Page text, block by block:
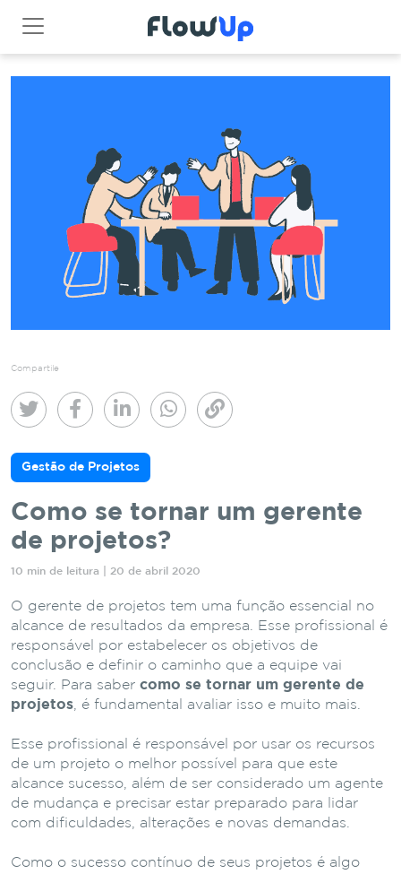
Compartile
Gestão de Projetos
Como se tornar um gerente
de projetos?
10 min de leitura | 20 de abril 2020
O gerente de projetos tem uma função essencial no
alcance de resultados da empresa. Esse profissional é
responsável por estabelecer os objetivos de
conclusão e definir o caminho que a equipe vai
seguir. Para saber como se tornar um gerente de
projetos , é fundamental avaliar isso e muito mais.
Esse profissional é responsável por usar os recursos
de um projeto o melhor possível para que este
alcance sucesso, além de ser considerado um agente
de mudança e precisar estar preparado para lidar
com dificuldades, alterações e novas demandas.
Como o sucesso contínuo de seus projetos é algo